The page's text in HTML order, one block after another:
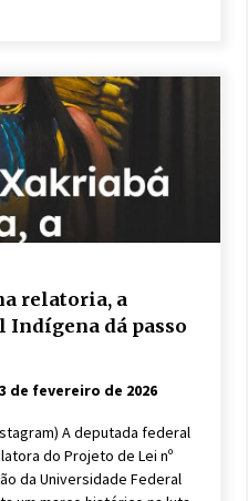
relatoria, a
Indígena dá passo
de fevereiro de 2026
A deputada federal
do Projeto de Lei nº
da Universidade Federal